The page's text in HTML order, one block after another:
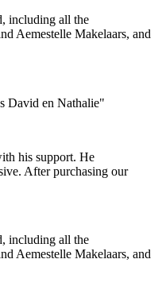
including all the
Aemestelle Makelaars, and
David en Nathalie"
his support. He
After purchasing our
including all the
Aemestelle Makelaars, and